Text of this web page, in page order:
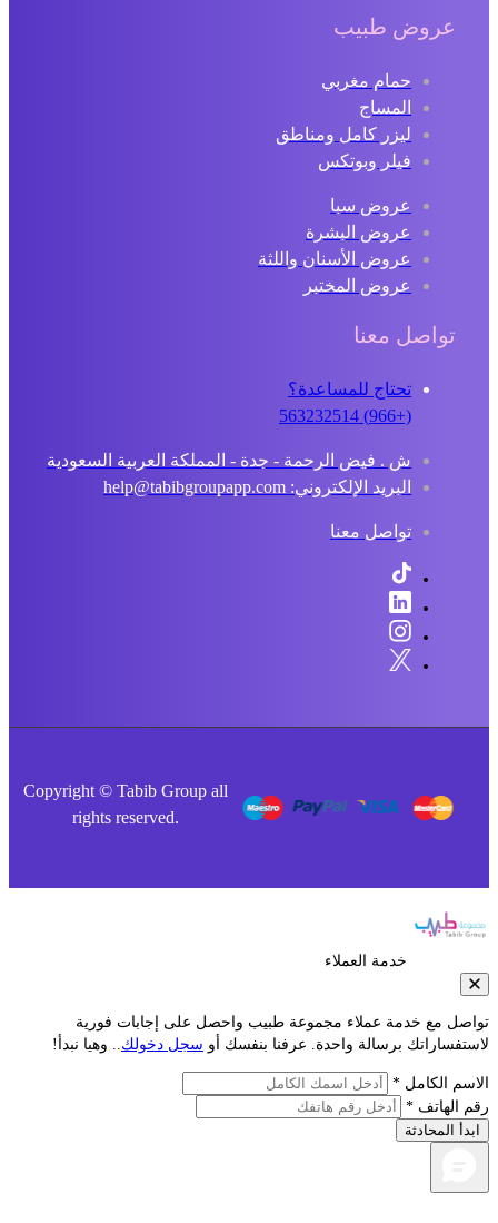
عروض طبيب
حمام مغربي
المساج
ليزر كامل ومناطق
فيلر وبوتكس
عروض سبا
عروض البشرة
عروض الأسنان واللثة
عروض المختبر
تواصل معنا
تحتاج للمساعدة؟
ش . فيض الرحمة - جدة - المملكة العربية السعودية
البريد الإلكتروني: help@tabibgroupapp.com
تواصل معنا
Copyright © Tabib Group all
rights reserved.
خدمة العملاء
مع خدمة عملاء مجموعة طبيب واحصل على إجابات فورية
برسالة واحدة. عرفنا بنفسك أوسجل دخولك.. وهيا نبدأ!
الكامل *
الهاتف *
المحادثة